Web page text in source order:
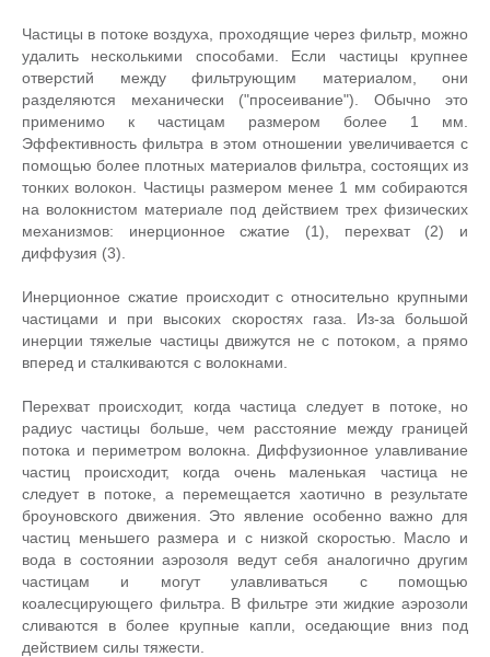
Частицы в потоке воздуха, проходящие через фильтр, можно
удалить несколькими способами. Если частицы крупнее
отверстий между фильтрующим материалом, они
разделяются механически ("просеивание"). Обычно это
применимо к частицам размером более 1 мм.
Эффективность фильтра в этом отношении увеличивается с
помощью более плотных материалов фильтра, состоящих из
тонких волокон. Частицы размером менее 1 мм собираются
на волокнистом материале под действием трех физических
механизмов: инерционное сжатие (1), перехват (2) и
диффузия (3).
Инерционное сжатие происходит с относительно крупными
частицами и при высоких скоростях газа. Из-за большой
инерции тяжелые частицы движутся не с потоком, а прямо
вперед и сталкиваются с волокнами.
Перехват происходит, когда частица следует в потоке, но
радиус частицы больше, чем расстояние между границей
потока и периметром волокна. Диффузионное улавливание
частиц происходит, когда очень маленькая частица не
следует в потоке, а перемещается хаотично в результате
броуновского движения. Это явление особенно важно для
частиц меньшего размера и с низкой скоростью. Масло и
вода в состоянии аэрозоля ведут себя аналогично другим
частицам и могут улавливаться с помощью
коалесцирующего фильтра. В фильтре эти жидкие аэрозоли
сливаются в более крупные капли, оседающие вниз под
действием силы тяжести.